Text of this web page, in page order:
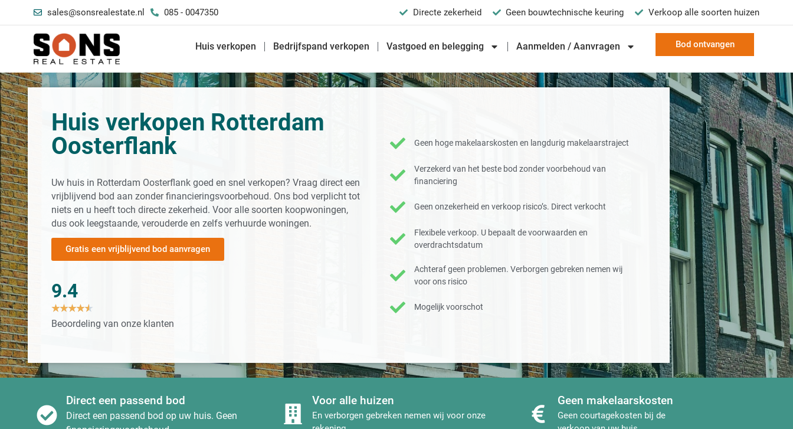
sales@sonsrealestate.nl 085 - 0047350 Directe zekerheid Geen bouwtechnische keuring Verkoop alle soorten huizen
Huis verkopen Bedrijfspand verkopen Vastgoed en belegging Aanmelden / Aanvragen Bod ontvangen
Huis verkopen Rotterdam
Oosterflank
Uw huis in Rotterdam Oosterflank goed en snel verkopen? Vraag direct een
vrijblijvend bod aan zonder financieringsvoorbehoud. Ons bod verplicht tot
niets en u heeft toch directe zekerheid. Voor alle soorten koopwoningen,
dus ook leegstaande, verouderde en zelfs verhuurde woningen.
Gratis een vrijblijvend bod aanvragen
9.4
★★★★★
Beoordeling van onze klanten
Geen hoge makelaarskosten en langdurig makelaarstraject
Verzekerd van het beste bod zonder voorbehoud van
financiering
Geen onzekerheid en verkoop risico’s. Direct verkocht
Flexibele verkoop. U bepaalt de voorwaarden en
overdrachtsdatum
Achteraf geen problemen. Verborgen gebreken nemen wij
voor ons risico
Mogelijk voorschot
Direct een passend bod
Direct een passend bod op uw huis. Geen
Voor alle huizen
En verborgen gebreken nemen wij voor onze
Geen makelaarskosten
Geen courtagekosten bij de